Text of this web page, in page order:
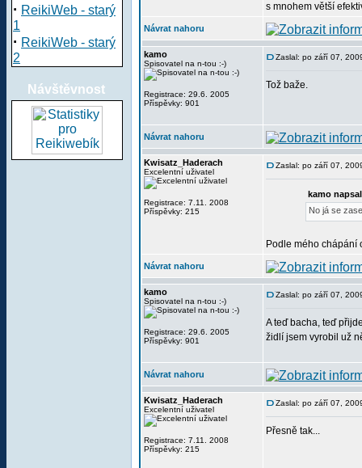
· ReikiWeb - starý
1
· ReikiWeb - starý
2
Návštěvnost
s mnohem větší
Návrat nahoru
kamo
Spisovatel na n-tou :-)
Registrace: 29.6. 2005
Příspěvky: 901
Zaslal: po září 07,
Tož baže.
Návrat nahoru
Kwisatz_Haderach
Excelentní uživatel
Registrace: 7.11. 2008
Příspěvky: 215
Zaslal: po září 07,
kamo
No já se
Podle mého chápání
Návrat nahoru
kamo
Spisovatel na n-tou :-)
Registrace: 29.6. 2005
Příspěvky: 901
Zaslal: po září 07,
A teď bacha, teď
židlí jsem vyrobil už
Návrat nahoru
Kwisatz_Haderach
Excelentní uživatel
Registrace: 7.11. 2008
Příspěvky: 215
Zaslal: po září 07,
Přesně tak...